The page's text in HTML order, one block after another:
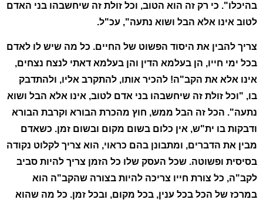
בהיכלו". כי רק זה הוא הטוב, וכל זולת זה שיחשבהו בני האדם
לטוב אינו אלא הבל ושוא נתעה", עכ"ל.
צריך להבין את היסוד הפשוט של החיים. כל מה שיש לו לאדם
בכל ימי חייו, הן בעלמא הדין והן בעלמא דאתי לנצח נצחים,
אינו אלא את הקב"ה! להכיר אותו, להתקרב אליו, ולהתדבק
בו, "וכל זולת זה שיחשבהו בני אדם לטוב, אינו אלא הבל ושוא
נתעה". הכל זה הבל ממש, חוץ מהכרת הבורא וקרבת הבורא
ודבקות בו ית"ש, אין כלום בשום מקום ובשום זמן. כשאדם
מבין את הדברים, ומתבונן בהם כראוי, הוא צריך לקלוט נקודה
בסיסית ופשוטה. שכל העסק שלו כל הזמן צריך להיות סביב
לקב"ה, כל צורת חייו צריכה להיות בצורה שהקב"ה הוא
במרכז של הכל בכל ענין, בכל מקום, ובכל זמן. כל מה שהוא